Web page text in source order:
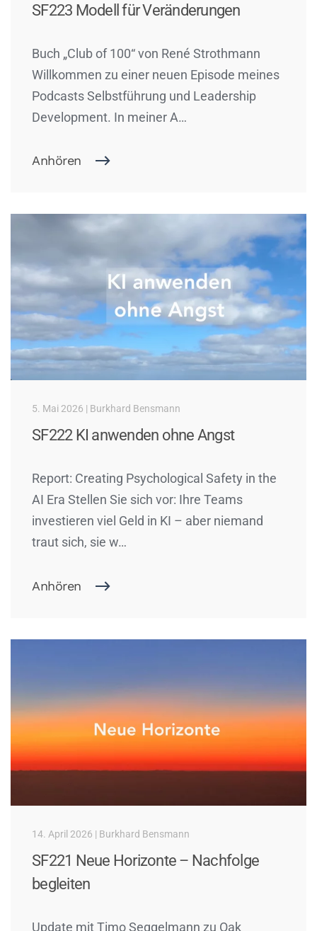
SF223 Modell für Veränderungen
Buch „Club of 100“ von René Strothmann
Willkommen zu einer neuen Episode meines
Podcasts Selbstführung und Leadership
Development. In meiner A…
Anhören
5. Mai 2026 | Burkhard Bensmann
SF222 KI anwenden ohne Angst
Report: Creating Psychological Safety in the
AI Era Stellen Sie sich vor: Ihre Teams
investieren viel Geld in KI – aber niemand
traut sich, sie w…
Anhören
14. April 2026 | Burkhard Bensmann
SF221 Neue Horizonte – Nachfolge
begleiten
Update mit Timo Seggelmann zu Oak